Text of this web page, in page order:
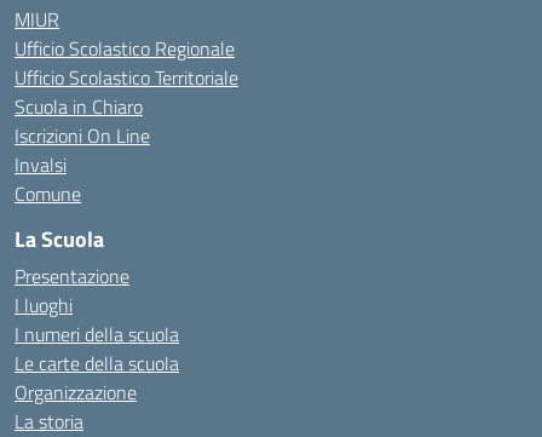
MIUR
Ufficio Scolastico Regionale
Ufficio Scolastico Territoriale
Scuola in Chiaro
Iscrizioni On Line
Invalsi
Comune
La Scuola
Presentazione
I luoghi
I numeri della scuola
Le carte della scuola
Organizzazione
La storia